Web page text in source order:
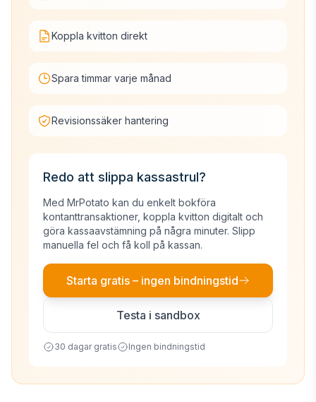
Koppla kvitton direkt
Spara timmar varje månad
Revisionssäker hantering
Redo att slippa kassastrul?
Med MrPotato kan du enkelt bokföra
kontanttransaktioner, koppla kvitton digitalt och
göra kassaavstämning på några minuter. Slipp
manuella fel och få koll på kassan.
Starta gratis – ingen bindningstid
Testa i sandbox
30 dagar gratis Ingen bindningstid